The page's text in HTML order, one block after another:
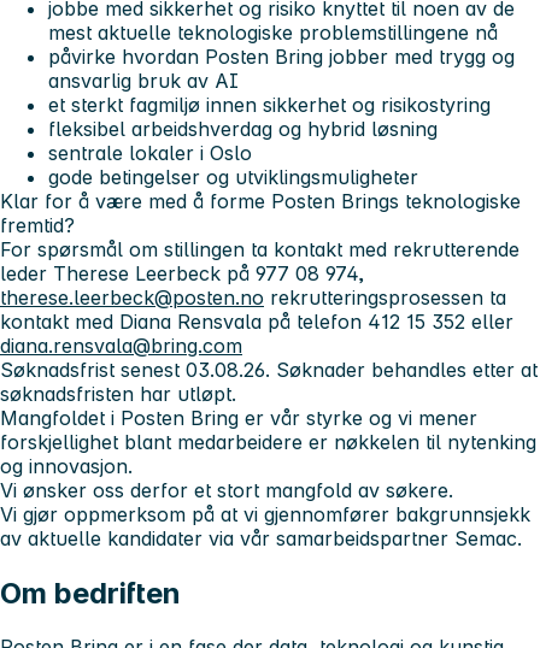
jobbe med sikkerhet og risiko knyttet til noen av de
mest aktuelle teknologiske problemstillingene nå
påvirke hvordan Posten Bring jobber med trygg og
ansvarlig bruk av AI
et sterkt fagmiljø innen sikkerhet og risikostyring
fleksibel arbeidshverdag og hybrid løsning
sentrale lokaler i Oslo
gode betingelser og utviklingsmuligheter
Klar for å være med å forme Posten Brings teknologiske
fremtid?
For spørsmål om stillingen ta kontakt med rekrutterende
leder Therese Leerbeck på 977 08 974,
therese.leerbeck@posten.no rekrutteringsprosessen ta
kontakt med Diana Rensvala på telefon 412 15 352 eller
diana.rensvala@bring.com
Søknadsfrist senest 03.08.26. Søknader behandles etter at
søknadsfristen har utløpt.
Mangfoldet i Posten Bring er vår styrke og vi mener
forskjellighet blant medarbeidere er nøkkelen til nytenking
og innovasjon.
Vi ønsker oss derfor et stort mangfold av søkere.
Vi gjør oppmerksom på at vi gjennomfører bakgrunnsjekk
av aktuelle kandidater via vår samarbeidspartner Semac.
Om bedriften